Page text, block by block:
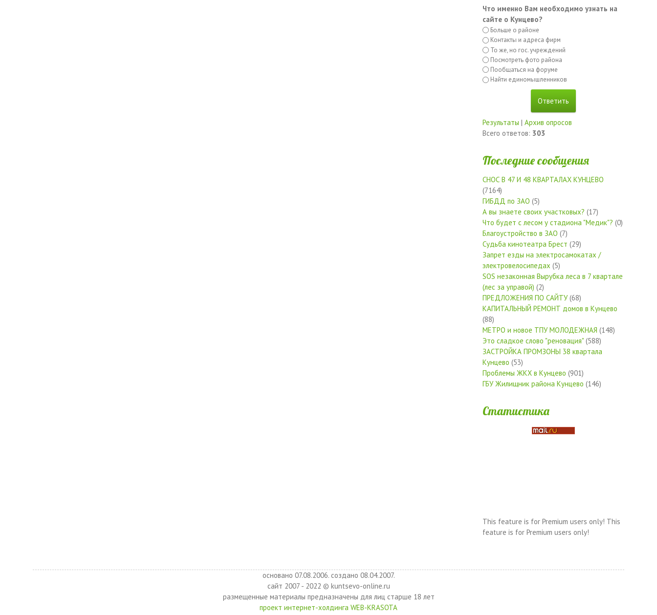
Что именно Вам необходимо узнать на
сайте о Кунцево?
Больше о районе
Контакты и адреса фирм
То же, но гос. учреждений
Посмотреть фото района
Пообщаться на форуме
Найти единомышленников
Результаты | Архив опросов
Всего ответов: 303
Последние сообщения
СНОС В 47 И 48 КВАРТАЛАХ КУНЦЕВО
(7164)
ГИБДД по ЗАО (5)
А вы знаете своих участковых? (17)
Что будет с лесом у стадиона "Медик"? (0)
Благоустройство в ЗАО (7)
Судьба кинотеатра Брест (29)
Запрет езды на электросамокатах /
электровелосипедах (5)
SOS незаконная Вырубка леса в 7 квартале
(лес за управой) (2)
ПРЕДЛОЖЕНИЯ ПО САЙТУ(68)
КАПИТАЛЬНЫЙ РЕМОНТ домов в Кунцево
(88)
МЕТРО и новое ТПУ МОЛОДЕЖНАЯ (148)
Это сладкое слово "реновация"(588)
ЗАСТРОЙКА ПРОМЗОНЫ 38 квартала
Кунцево (53)
Проблемы ЖКХ в Кунцево (901)
ГБУ Жилищник района Кунцево (146)
Статистика
This feature is for Premium users only! This
feature is for Premium users only!
основано 07.08.2006. создано 08.04.2007.
сайт 2007 - 2022 © kuntsevo-online.ru
размещенные материалы предназначены для лиц старше 18 лет
проект интернет-холдинга WEB-KRASOTA